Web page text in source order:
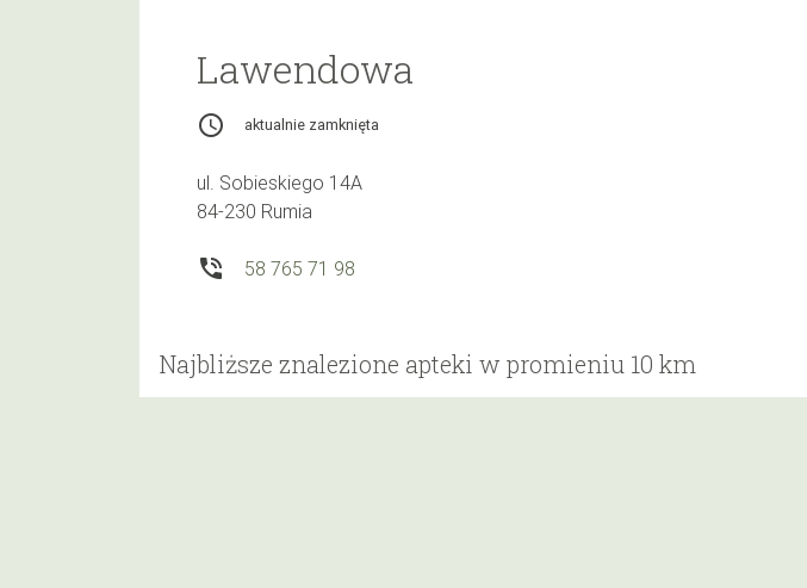
Lawendowa
access_time aktualnie zamknięta
ul. Sobieskiego 14A
84-230 Rumia
phone_in_talk 58 765 71 98
Najbliższe znalezione apteki w promieniu 10 km